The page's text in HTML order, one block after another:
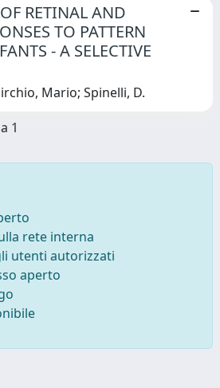
RETINAL AND
TO PATTERN
- A SELECTIVE
Mario; Spinelli, D.
1
rete interna
utenti autorizzati
aperto